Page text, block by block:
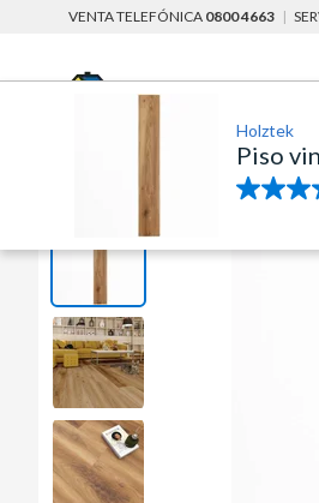
VENTA TELEFÓNICA 0800 4663 |
pisos, pinturas y aberturas
Holztek
Piso
4.6
estrellas.